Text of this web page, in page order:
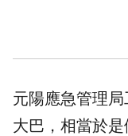
元陽應急管理
大巴，相當於